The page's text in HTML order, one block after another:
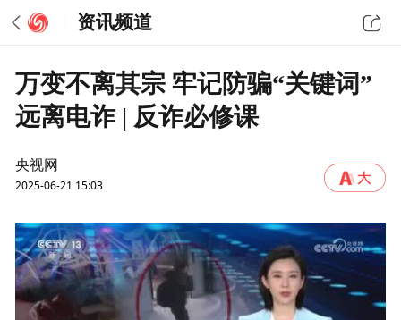
资讯频道
万变不离其宗 牢记防骗“关键词”
远离电诈 | 反诈必修课
央视网
2025-06-21 15:03